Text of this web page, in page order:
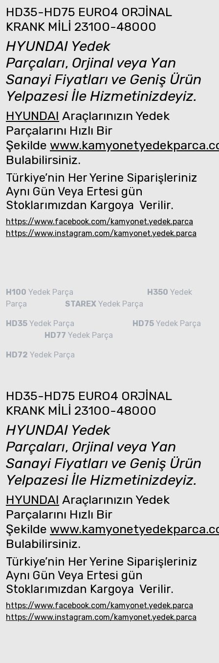
HD35-HD75 EURO4 ORJİNAL
KRANK MİLİ 23100-48000
HYUNDAI Yedek
Parçaları, Orjinal veya Yan
Sanayi Fiyatları ve Geniş Ürün
Yelpazesi İle Hizmetinizdeyiz.
HYUNDAI Araçlarınızın Yedek
Parçalarını Hızlı Bir
Şekilde
Bulabilirsiniz.
Türkiye’nin Her Yerine Siparişleriniz
Aynı Gün Veya Ertesi gün
Stoklarımızdan Kargoya Verilir.
https://www.facebook.com/kamyonet.yedek.parca
https://www.instagram.com/kamyonet.yedek.parca
H100 Yedek Parça H350 Yedek
Parça STAREX Yedek Parça
HD35 Yedek Parça HD75 Yedek Parça
HD77 Yedek Parça
HD72 Yedek Parça
HD35-HD75 EURO4 ORJİNAL
KRANK MİLİ 23100-48000
HYUNDAI Yedek
Parçaları, Orjinal veya Yan
Sanayi Fiyatları ve Geniş Ürün
Yelpazesi İle Hizmetinizdeyiz.
HYUNDAI Araçlarınızın Yedek
Parçalarını Hızlı Bir
Şekilde
Bulabilirsiniz.
Türkiye’nin Her Yerine Siparişleriniz
Aynı Gün Veya Ertesi gün
Stoklarımızdan Kargoya Verilir.
https://www.facebook.com/kamyonet.yedek.parca
https://www.instagram.com/kamyonet.yedek.parca